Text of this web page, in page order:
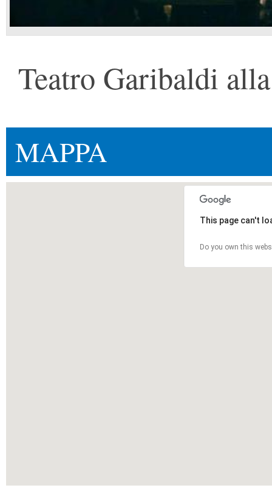
Teatro Garibaldi
MAPPA
This page can't
Do you own this